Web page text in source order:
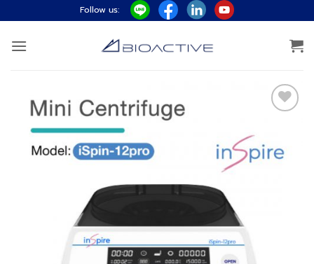
ไป
ยัง
Follow us: